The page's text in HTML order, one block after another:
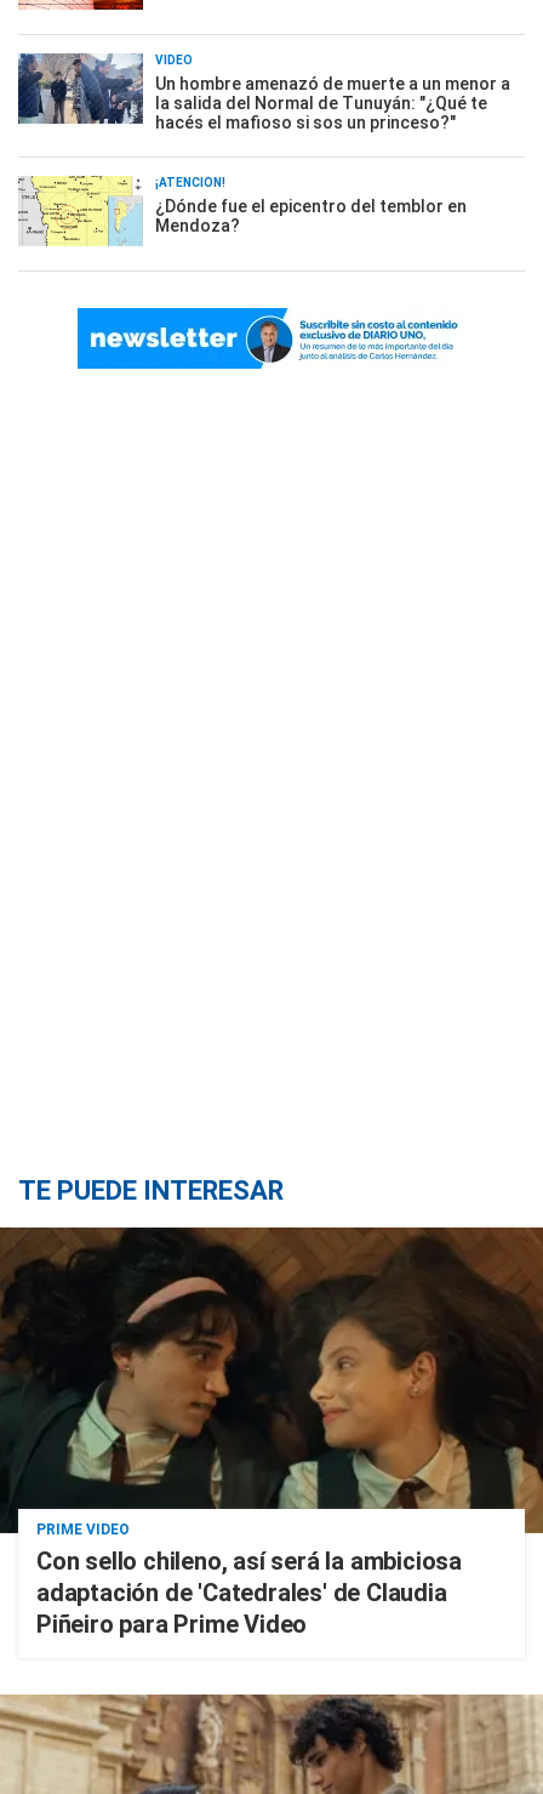
VIDEO
Un hombre amenazó de muerte a un menor a
la salida del Normal de Tunuyán: "¿Qué te
hacés el mafioso si sos un princeso?"
¡ATENCIÓN!
¿Dónde fue el epicentro del temblor en
Mendoza?
TE PUEDE INTERESAR
PRIME VIDEO
Con sello chileno, así será la ambiciosa
adaptación de 'Catedrales' de Claudia
Piñeiro para Prime Video